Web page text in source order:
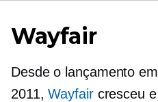
Wayfair
Desde o lançamento
2011,Wayfaircresceu e